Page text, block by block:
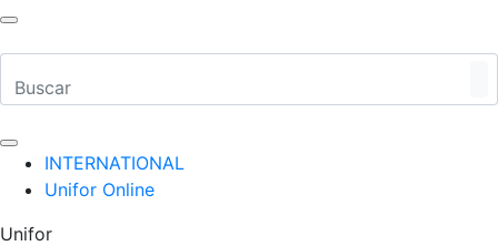
INTERNATIONAL
Unifor Online
Unifor